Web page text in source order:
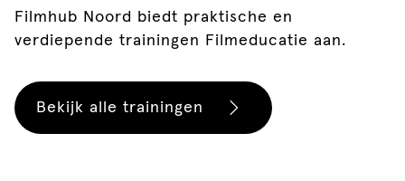
Filmhub Noord biedt praktische en
verdiepende trainingen Filmeducatie aan.
Bekijk alle trainingen